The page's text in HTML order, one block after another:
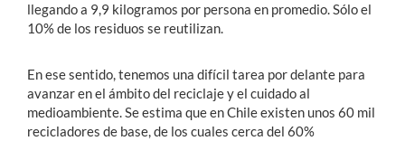
llegando a 9,9 kilogramos por persona en promedio. Sólo el
10% de los residuos se reutilizan.
En ese sentido, tenemos una difícil tarea por delante para
avanzar en el ámbito del reciclaje y el cuidado al
medioambiente. Se estima que en Chile existen unos 60 mil
recicladores de base, de los cuales cerca del 60%